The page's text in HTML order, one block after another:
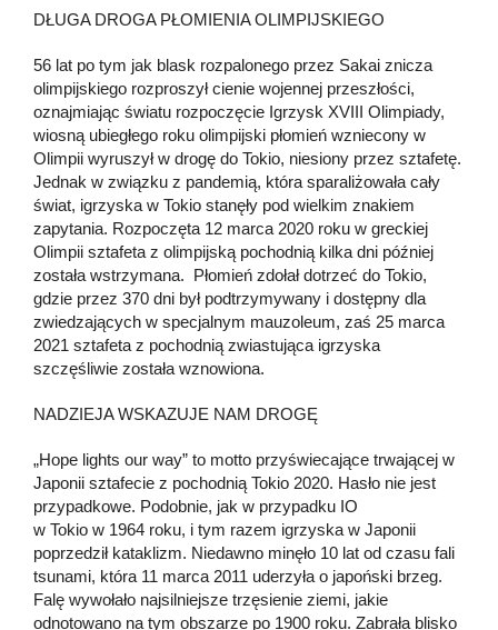
DŁUGA DROGA PŁOMIENIA OLIMPIJSKIEGO
56 lat po tym jak blask rozpalonego przez Sakai znicza
olimpijskiego rozproszył cienie wojennej przeszłości,
oznajmiając światu rozpoczęcie Igrzysk XVIII Olimpiady,
wiosną ubiegłego roku olimpijski płomień wzniecony w
Olimpii wyruszył w drogę do Tokio, niesiony przez sztafetę.
Jednak w związku z pandemią, która sparaliżowała cały
świat, igrzyska w Tokio stanęły pod wielkim znakiem
zapytania. Rozpoczęta 12 marca 2020 roku w greckiej
Olimpii sztafeta z olimpijską pochodnią kilka dni później
została wstrzymana. Płomień zdołał dotrzeć do Tokio,
gdzie przez 370 dni był podtrzymywany i dostępny dla
zwiedzających w specjalnym mauzoleum, zaś 25 marca
2021 sztafeta z pochodnią zwiastująca igrzyska
szczęśliwie została wznowiona.
NADZIEJA WSKAZUJE NAM DROGĘ
„Hope lights our way” to motto przyświecające trwającej w
Japonii sztafecie z pochodnią Tokio 2020. Hasło nie jest
przypadkowe. Podobnie, jak w przypadku IO
w Tokio w 1964 roku, i tym razem igrzyska w Japonii
poprzedził kataklizm. Niedawno minęło 10 lat od czasu fali
tsunami, która 11 marca 2011 uderzyła o japoński brzeg.
Falę wywołało najsilniejsze trzęsienie ziemi, jakie
odnotowano na tym obszarze po 1900 roku. Zabrała blisko